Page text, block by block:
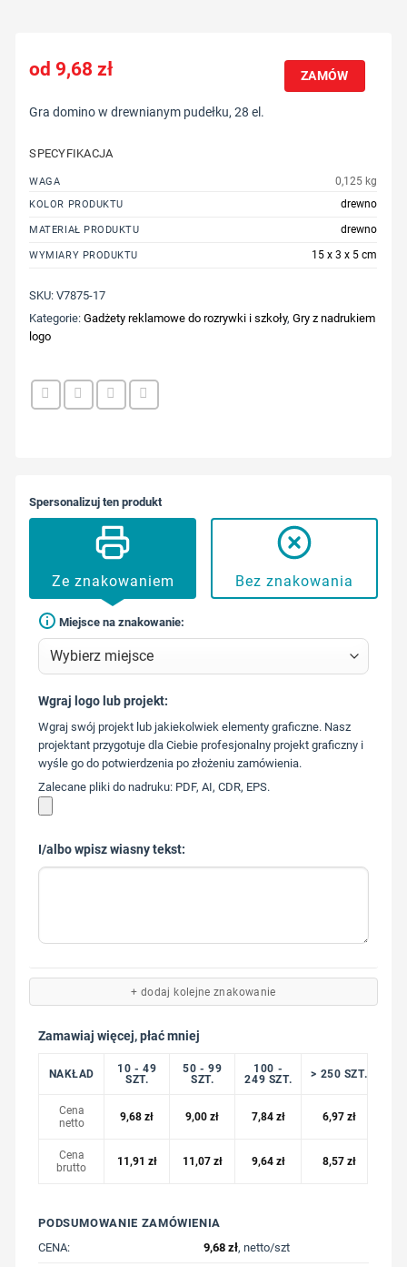
9,68zł ZAMÓW
Gra domino w drewnianym pudełku, 28 el.
SPECYFIKACJA
WAGA 0,125 kg
KOLOR PRODUKTU drewno
MATERIAŁ PRODUKTU drewno
WYMIARY PRODUKTU 15 x 3 x 5 cm
SKU:V7875-17
Kategorie:Gadżety reklamowe do rozrywki i szkoły,Gry z nadrukiem
logo
Spersonalizuj ten produkt
Ze znakowaniem Bez znakowania
Miejsce na znakowanie:
573 568
217
Wgraj logo lub projekt:
Wgraj swój projekt lub jakiekolwiek elementy graficzne. Nasz
projektant przygotuje dla Ciebie profesjonalny projekt graficzny i
wyśle go do potwierdzenia po złożeniu zamówienia.
Zalecane pliki do nadruku: PDF, AI, CDR, EPS.
I/albo wpisz wiasny tekst:
+ dodaj kolejne znakowanie
Zamawiaj więcej, płać mniej
NAKŁAD
10 - 49
SZT.
50 - 99
SZT.
100 -
249 SZT.
> 250 SZT.
Cena
netto
9,68zł 9,00zł 7,84 zł 6,97 zł
Cena
brutto
11,91 zł 11,07 zł 9,64 zł 8,57 zł
PODSUMOWANIE ZAMÓWIENIA
CENA:
9,68 zł, netto/szt